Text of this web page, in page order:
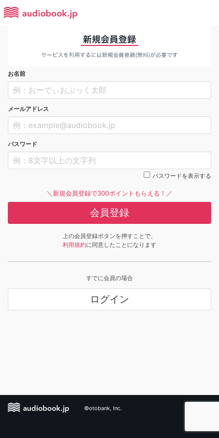
お名前
メールアドレス
パスワード
パスワードを表示する
＼新規会員登録で300ポイントもらえる！／
会員登録
上の会員登録ボタンを押すことで、
利用規約に同意したことになります
すでに会員の場合
ログイン
©otobank, Inc.